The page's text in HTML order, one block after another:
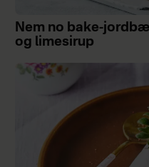
Nem no bake-
og limesirup